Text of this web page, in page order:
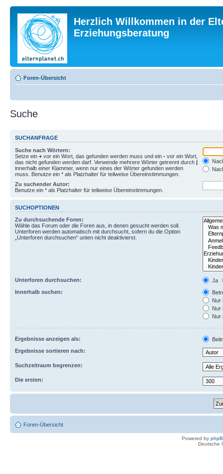
Herzlich Willkommen in der
Erziehungsberatung
Foren-Übersicht
Suche
SUCHANFRAGE
Suche nach Wörtern:
Setze ein + vor ein Wort, das gefunden werden muss und ein - vor ein Wort,
das nicht gefunden werden darf. Verwende mehrere Wörter getrennt durch |
innerhalb einer Klammer, wenn nur eines der Wörter gefunden werden
muss. Benutze ein * als Platzhalter für teilweise Übereinstimmungen.
Zu suchender Autor:
Benutze ein * als Platzhalter für teilweise Übereinstimmungen.
SUCHOPTIONEN
Zu durchsuchende Foren:
Wähle das Forum oder die Foren aus, in denen gesucht werden soll.
Unterforen werden automatisch mit durchsucht, sofern du die Option
„Unterforen durchsuchen“ unten nicht deaktivierst.
Unterforen durchsuchen:
Ja
Innerhalb suchen:
Nur
Nur
Nur
Ergebnisse anzeigen als:
Ergebnisse sortieren nach:
Suchzeitraum begrenzen:
Die ersten:
Foren-Übersicht
Powered by
Deutsche